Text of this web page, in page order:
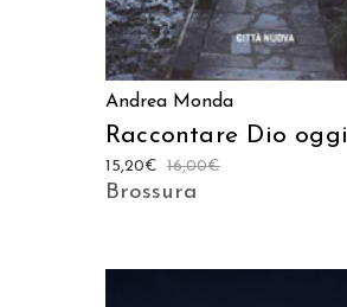
Andrea Monda
Raccontare Dio oggi
16,00€
15,20€
Brossura